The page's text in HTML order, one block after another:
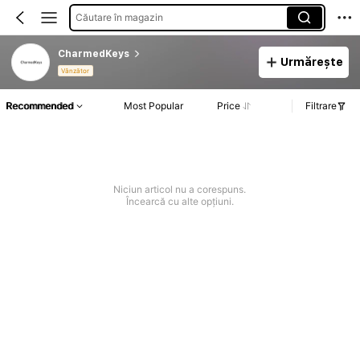
Căutare în magazin
CharmedKeys
Vânzător
Urmărește
Recommended Most Popular Price Filtrare
Niciun articol nu a corespuns.
Încearcă cu alte opțiuni.